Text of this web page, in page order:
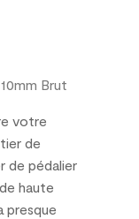
Brut
votre
de
de pédalier
haute
presque